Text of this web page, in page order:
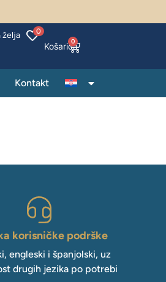
želja 0
0
Kontakt
korisničke podrške
engleski i španjolski, uz
drugih jezika po potrebi